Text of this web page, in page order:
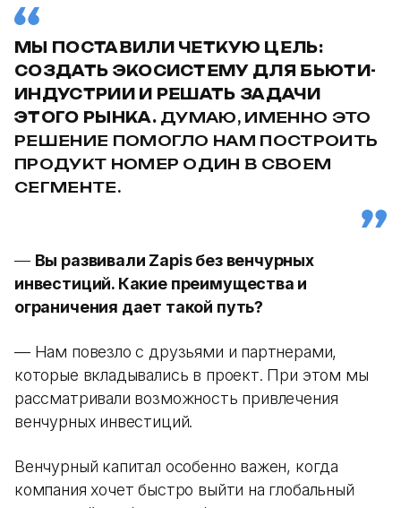
МЫ ПОСТАВИЛИ ЧЕТКУЮ ЦЕЛЬ:
СОЗДАТЬ ЭКОСИСТЕМУ ДЛЯ БЬЮТИ-
ИНДУСТРИИ И РЕШАТЬ ЗАДАЧИ
ЭТОГО РЫНКА. ДУМАЮ, ИМЕННО ЭТО
РЕШЕНИЕ ПОМОГЛО НАМ ПОСТРОИТЬ
ПРОДУКТ НОМЕР ОДИН В СВОЕМ
СЕГМЕНТЕ.
— Вы развивали Zapis без венчурных
инвестиций. Какие преимущества и
ограничения дает такой путь?
— Нам повезло с друзьями и партнерами,
которые вкладывались в проект. При этом мы
рассматривали возможность привлечения
венчурных инвестиций.
Венчурный капитал особенно важен, когда
компания хочет быстро выйти на глобальный